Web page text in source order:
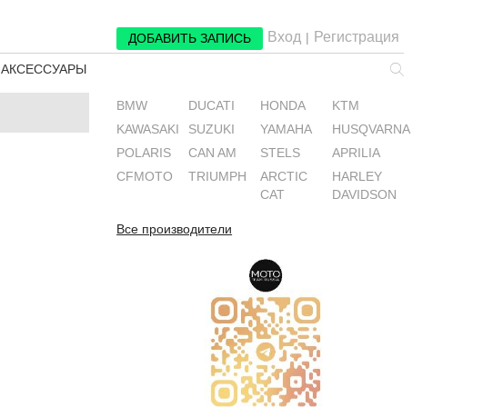
ДОБАВИТЬ ЗАПИСЬ Вход | Регистрация
АКСЕССУАРЫ
BMW DUCATI HONDA
KTM
KAWASAKI
SUZUKI YAMAHA
HUSQVARNA
POLARIS
CAN AM STELS
APRILIA
CFMOTO
TRIUMPH
ARCTIC
CAT
HARLEY
DAVIDSON
Все производители